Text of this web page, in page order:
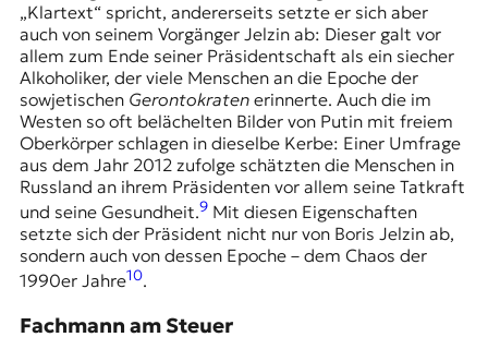
„Klartext“ spricht, andererseits setzte er sich aber
auch von seinem Vorgänger Jelzinab: Dieser galt vor
allem zum Ende seiner Präsidentschaft als ein siecher
Alkoholiker, der viele Menschen an die Epoche der
sowjetischen Gerontokraten erinnerte. Auch die im
Westen so oft belächelten Bilder von Putin mit freiem
Oberkörper schlagen in dieselbe Kerbe: Einer Umfrage
aus dem Jahr 2012 zufolge schätzten die Menschen in
Russland an ihrem Präsidenten vor allem seine Tatkraft
und seine Gesundheit.9Mit diesen Eigenschaften
setzte sich der Präsident nicht nur von Boris Jelzin ab,
sondern auch von dessen Epoche – dem Chaos der
1990er Jahre10.
Fachmann am Steuer